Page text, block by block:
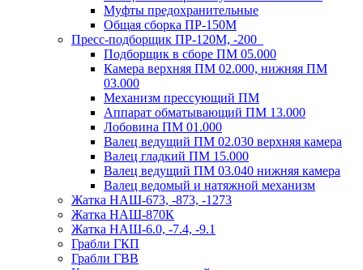
Муфты предохранительные
Общая сборка ПР-150М
Пресс-подборщик ПР-120М, -200
Подборщик в сборе ПМ 05.000
Камера верхняя ПМ 02.000, нижняя ПМ
03.000
Механизм прессующий ПМ
Аппарат обматывающий ПМ 13.000
Лобовина ПМ 01.000
Валец ведущий ПМ 02.030 верхняя камера
Валец гладкий ПМ 15.000
Валец ведущий ПМ 03.040 нижняя камера
Валец ведомый и натяжной механизм
Жатка НАШ-673, -873, -1273
Жатка НАШ-870К
Жатка НАШ-6.0, -7.4, -9.1
Грабли ГКП
Грабли ГВВ